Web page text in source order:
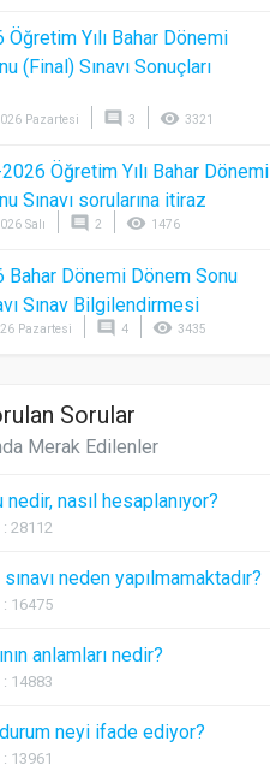
Yılı Bahar Dönemi
(Final) Sınavı Sonuçları
Pazartesi comment 3 visibility 3321
Öğretim Yılı Bahar Dönemi
Sınavı sorularına itiraz
Salı comment 2 visibility 1476
Dönemi Dönem Sonu
Sınav Bilgilendirmesi
Pazartesi comment 4 visibility 3435
Sorular
Merak Edilenler
nedir, nasıl hesaplanıyor?
28112
neden yapılmamaktadır?
16475
anlamları nedir?
14883
neyi ifade ediyor?
13961